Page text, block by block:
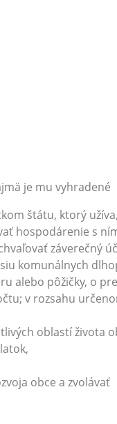
je mu vyhradené
štátu, ktorý užíva,
hospodárenie s
záverečný
komunálnych
alebo pôžičky, o
v rozsahu
oblastí života
obce a zvolávať